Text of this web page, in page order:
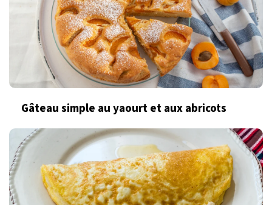
Gâteau simple au yaourt et aux abricots